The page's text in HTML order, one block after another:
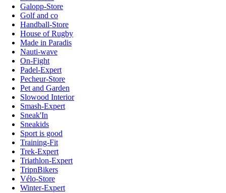
Galopp-Store
Golf and co
Handball-Store
House of Rugby
Made in Paradis
Nauti-wave
On-Fight
Padel-Expert
Pecheur-Store
Pet and Garden
Slowood Interior
Smash-Expert
Sneak'In
Sneakids
Sport is good
Training-Fit
Trek-Expert
Triathlon-Expert
TripnBikers
Vélo-Store
Winter-Expert